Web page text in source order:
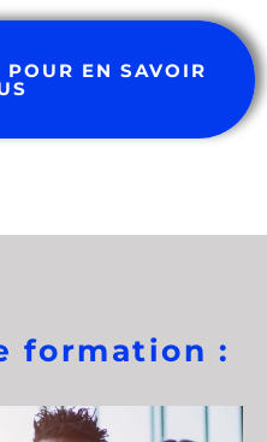
POUR EN SAVOIR
formation :